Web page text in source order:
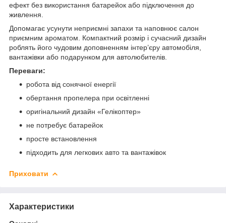
ефект без використання батарейок або підключення до
живлення.
Допомагає усунути неприємні запахи та наповнює салон
приємним ароматом. Компактний розмір і сучасний дизайн
роблять його чудовим доповненням інтер’єру автомобіля,
вантажівки або подарунком для автолюбителів.
Переваги:
робота від сонячної енергії
обертання пропелера при освітленні
оригінальний дизайн «Гелікоптер»
не потребує батарейок
просте встановлення
підходить для легкових авто та вантажівок
Приховати
Характеристики